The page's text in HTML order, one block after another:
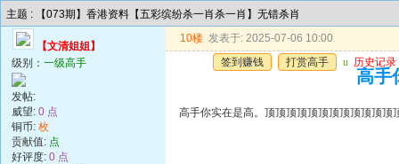
主题 : 【073期】香港资料【五彩缤纷杀一肖杀一肖】无错杀肖
【文清姐姐】
级别： 一级高手
发帖:
威望: 0 点
铜币: 枚
贡献值: 点
好评度: 0 点
10楼 发表于: 2025-07-06 10:00
签到赚钱
打赏高手 u 历史记录
高手
高手你实在是高。顶顶顶顶顶顶顶顶顶顶顶顶